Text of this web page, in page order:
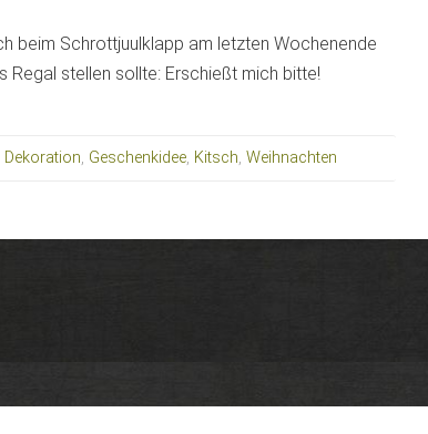
beim Schrottjuulklapp am letzten Wochenende
Regal stellen sollte: Erschießt mich bitte!
Dekoration, Geschenkidee, Kitsch,Weihnachten